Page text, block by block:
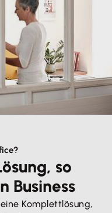
so
Business
Komplettlösung,